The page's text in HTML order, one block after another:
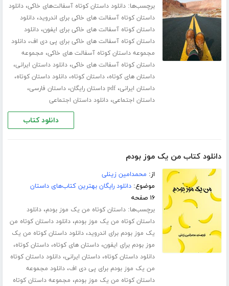
برچسب‌ها:دانلود داستان کوتاه آسفالت‌های خاکی،دانلود
داستان کوتاه آسفالت های خاکی برای اندروید،دانلود
داستان کوتاه آسفالت های خاکی برای ایفون،دانلود
داستان کوتاه آسفالت های خاکی برای پی دی اف،دانلود
مجموعه داستان کوتاه آسفالت های خاکی، مجموعه
داستان کوتاه آسفالت های خاکی،دانلود داستان ایرانی،
داستان های کوتاه،داستان کوتاه،دانلود داستان کوتاه،
داستان ایرانی،pdf داستان رایگان ،داستان فارسی،
داستان اجتماعی،دانلود داستان اجتماعی
دانلود کتاب
دانلود کتاب من یک موز بودم
از: محمدامین زینلی
موضوع:دانلود رایگان بهترین کتاب‌های داستان
۱۶ صفحه
برچسب‌ها:داستان کوتاه من یک موز بودم،دانلود
داستان کوتاه من یک موز بودم،دانلود داستان کوتاه من
یک موز بودم برای اندروید،دانلود داستان کوتاه من یک
موز بودم برای ایفون،داستان های کوتاه،داستان کوتاه،
دانلود داستان کوتاه،داستان ایرانی،دانلود داستان کوتاه
من یک موز بودم برای پی دی اف،دانلود مجموعه
داستان کوتاه من یک موز بودم، مجموعه داستان کوتاه